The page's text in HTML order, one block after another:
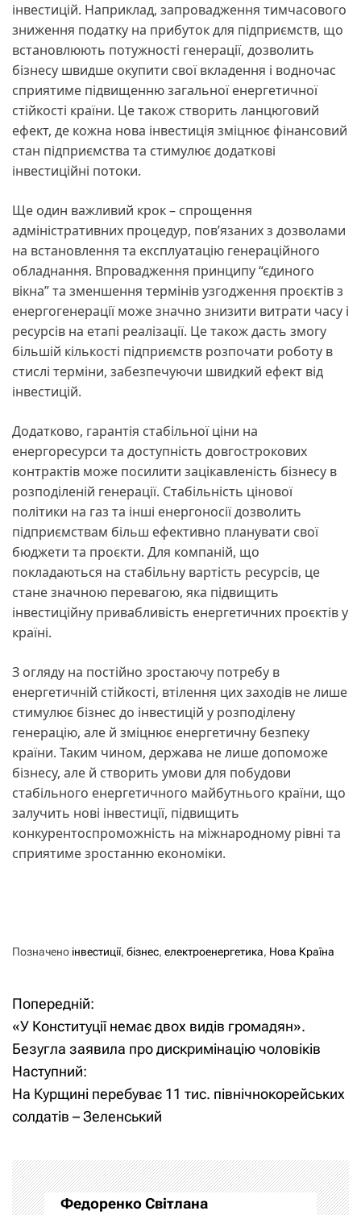
інвестицій. Наприклад, запровадження тимчасового
зниження податку на прибуток для підприємств, що
встановлюють потужності генерації, дозволить
бізнесу швидше окупити свої вкладення і водночас
сприятиме підвищенню загальної енергетичної
стійкості країни. Це також створить ланцюговий
ефект, де кожна нова інвестиція зміцнює фінансовий
стан підприємства та стимулює додаткові
інвестиційні потоки.
Ще один важливий крок – спрощення
адміністративних процедур, пов’язаних з дозволами
на встановлення та експлуатацію генераційного
обладнання. Впровадження принципу “єдиного
вікна” та зменшення термінів узгодження проєктів з
енергогенерації може значно знизити витрати часу і
ресурсів на етапі реалізації. Це також дасть змогу
більшій кількості підприємств розпочати роботу в
стислі терміни, забезпечуючи швидкий ефект від
інвестицій.
Додатково, гарантія стабільної ціни на
енергоресурси та доступність довгострокових
контрактів може посилити зацікавленість бізнесу в
розподіленій генерації. Стабільність цінової
політики на газ та інші енергоносії дозволить
підприємствам більш ефективно планувати свої
бюджети та проєкти. Для компаній, що
покладаються на стабільну вартість ресурсів, це
стане значною перевагою, яка підвищить
інвестиційну привабливість енергетичних проєктів у
країні.
З огляду на постійно зростаючу потребу в
енергетичній стійкості, втілення цих заходів не лише
стимулює бізнес до інвестицій у розподілену
генерацію, але й зміцнює енергетичну безпеку
країни. Таким чином, держава не лише допоможе
бізнесу, але й створить умови для побудови
стабільного енергетичного майбутнього країни, що
залучить нові інвестиції, підвищить
конкурентоспроможність на міжнародному рівні та
сприятиме зростанню економіки.
Позначено інвестиції, бізнес, електроенергетика, Нова Країна
Н
а
в
і
а
Попередній:
«У Конституції немає двох видів громадян».
Безугла заявила про дискримінацію чоловіків
Наступний:
На Курщині перебуває 11 тис. північнокорейських
солдатів – Зеленський
Федоренко Світлана